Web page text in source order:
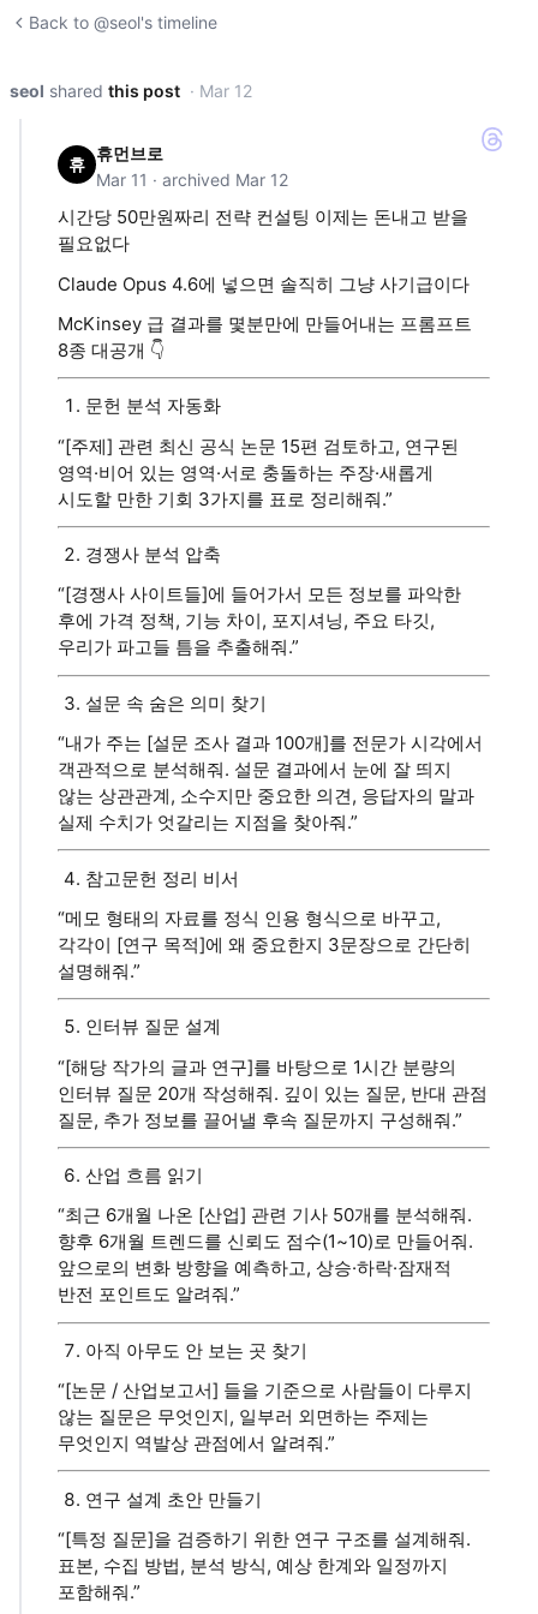
Back to @seol's timeline
seol shared this post · Mar 12
휴
휴먼브로
Mar 11 · archived Mar 12
시간당 50만원짜리 전략 컨설팅 이제는 돈내고 받을
필요없다
Claude Opus 4.6에 넣으면 솔직히 그냥 사기급이다
McKinsey 급 결과를 몇분만에 만들어내는 프롬프트
8종 대공개 👇
문헌 분석 자동화
“[주제] 관련 최신 공식 논문 15편 검토하고, 연구된
영역·비어 있는 영역·서로 충돌하는 주장·새롭게
시도할 만한 기회 3가지를 표로 정리해줘.”
경쟁사 분석 압축
“[경쟁사 사이트들]에 들어가서 모든 정보를 파악한
후에 가격 정책, 기능 차이, 포지셔닝, 주요 타깃,
우리가 파고들 틈을 추출해줘.”
설문 속 숨은 의미 찾기
“내가 주는 [설문 조사 결과 100개]를 전문가 시각에서
객관적으로 분석해줘. 설문 결과에서 눈에 잘 띄지
않는 상관관계, 소수지만 중요한 의견, 응답자의 말과
실제 수치가 엇갈리는 지점을 찾아줘.”
참고문헌 정리 비서
“메모 형태의 자료를 정식 인용 형식으로 바꾸고,
각각이 [연구 목적]에 왜 중요한지 3문장으로 간단히
설명해줘.”
인터뷰 질문 설계
“[해당 작가의 글과 연구]를 바탕으로 1시간 분량의
인터뷰 질문 20개 작성해줘. 깊이 있는 질문, 반대 관점
질문, 추가 정보를 끌어낼 후속 질문까지 구성해줘.”
산업 흐름 읽기
“최근 6개월 나온 [산업] 관련 기사 50개를 분석해줘.
향후 6개월 트렌드를 신뢰도 점수(1~10)로 만들어줘.
앞으로의 변화 방향을 예측하고, 상승·하락·잠재적
반전 포인트도 알려줘.”
아직 아무도 안 보는 곳 찾기
“[논문 / 산업보고서] 들을 기준으로 사람들이 다루지
않는 질문은 무엇인지, 일부러 외면하는 주제는
무엇인지 역발상 관점에서 알려줘.”
연구 설계 초안 만들기
“[특정 질문]을 검증하기 위한 연구 구조를 설계해줘.
표본, 수집 방법, 분석 방식, 예상 한계와 일정까지
포함해줘.”